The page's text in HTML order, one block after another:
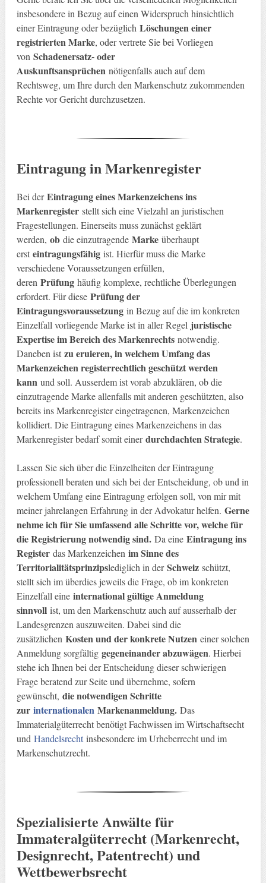
insbesondere in Bezug auf einen Widerspruch hinsichtlich
einer Eintragung oder bezüglich Löschungen einer
registrierten Marke, oder vertrete Sie bei Vorliegen
von Schadenersatz- oder
Auskunftsansprüchen nötigenfalls auch auf dem
Rechtsweg, um Ihre durch den Markenschutz zukommenden
Rechte vor Gericht durchzusetzen.
Eintragung in Markenregister
Bei derEintragung eines Markenzeichens ins
Markenregisterstellt sich eine Vielzahl an juristischen
Fragestellungen. Einerseits muss zunächst geklärt
werden, obdie einzutragende Markeüberhaupt
erst eintragungsfähigist. Hierfür muss die Marke
verschiedene Voraussetzungen erfüllen,
deren Prüfung häufig komplexe, rechtliche Überlegungen
erfordert. Für diese Prüfung der
Eintragungsvoraussetzungin Bezug auf die im konkreten
Einzelfall vorliegende Marke ist in aller Regel juristische
Expertise im Bereich des Markenrechtsnotwendig.
Daneben ist zu eruieren, in welchem Umfang das
Markenzeichen registerrechtlich geschützt werden
kann und soll. Ausserdem ist vorab abzuklären, ob die
einzutragende Marke allenfalls mit anderen geschützten, also
bereits ins Markenregister eingetragenen, Markenzeichen
kollidiert. Die Eintragung eines Markenzeichens in das
Markenregister bedarf somit einerdurchdachten Strategie.
Lassen Sie sich über die Einzelheiten der Eintragung
professionell beraten und sich bei der Entscheidung, ob und in
welchem Umfang eine Eintragung erfolgen soll, von mir mit
meiner jahrelangen Erfahrung in der Advokatur helfen. Gerne
nehme ich für Sie umfassend alle Schritte vor, welche für
die Registrierung notwendig sind. Da eine Eintragung ins
Register das Markenzeichen im Sinne des
Territorialitätsprinzipslediglich in derSchweizschützt,
stellt sich im überdies jeweils die Frage, ob im konkreten
Einzelfall eine international gültige Anmeldung
sinnvoll ist, um den Markenschutz auch auf ausserhalb der
Landesgrenzen auszuweiten. Dabei sind die
zusätzlichen Kosten und der konkrete Nutzen einer solchen
Anmeldung sorgfältig gegeneinander abzuwägen. Hierbei
stehe ich Ihnen bei der Entscheidung dieser schwierigen
Frage beratend zur Seite und übernehme, sofern
gewünscht, die notwendigen Schritte
zur internationalenMarkenanmeldung.Das
Immaterialgüterrecht benötigt Fachwissen im Wirtschaftsecht
und Handelsrechtinsbesondere im Urheberrecht und im
Markenschutzrecht.
Spezialisierte Anwälte für
Immateralgüterrecht (Markenrecht,
Designrecht, Patentrecht) und
Wettbewerbsrecht